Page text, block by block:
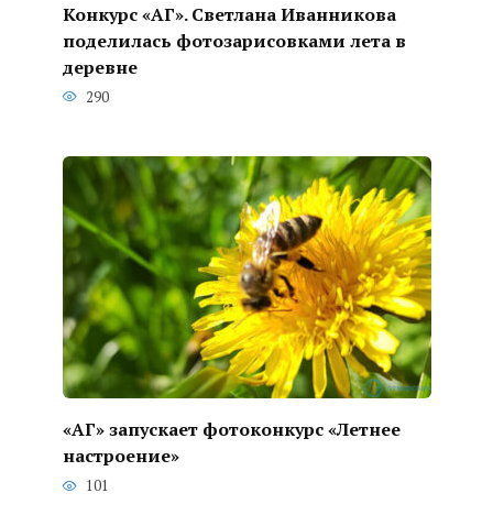
Конкурс «АГ». Светлана Иванникова
поделилась фотозарисовками лета в
деревне
290
«АГ» запускает фотоконкурс «Летнее
настроение»
101